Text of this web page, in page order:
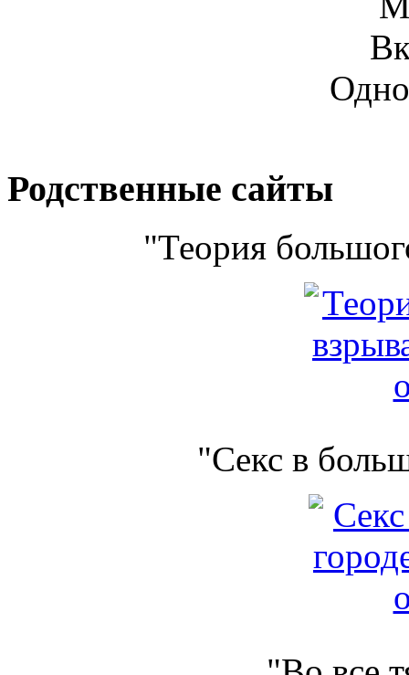
Родственные сайты
"Теория
"Секс в